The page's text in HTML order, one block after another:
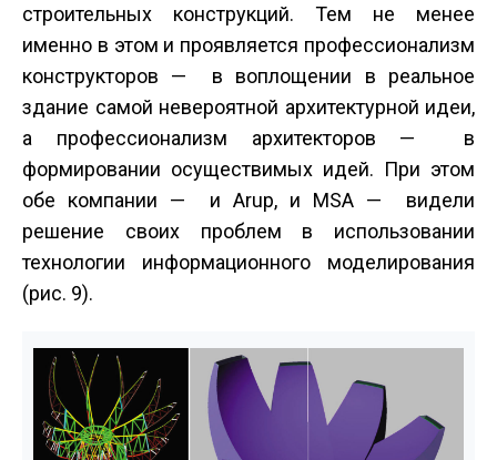
строительных конструкций. Тем не менее
именно в этом и проявляется профессионализм
конструкторов — в воплощении в реальное
здание самой невероятной архитектурной идеи,
а профессионализм архитекторов — в
формировании осуществимых идей. При этом
обе компании — и Arup, и MSA — видели
решение своих проблем в использовании
технологии информационного моделирования
(рис. 9).